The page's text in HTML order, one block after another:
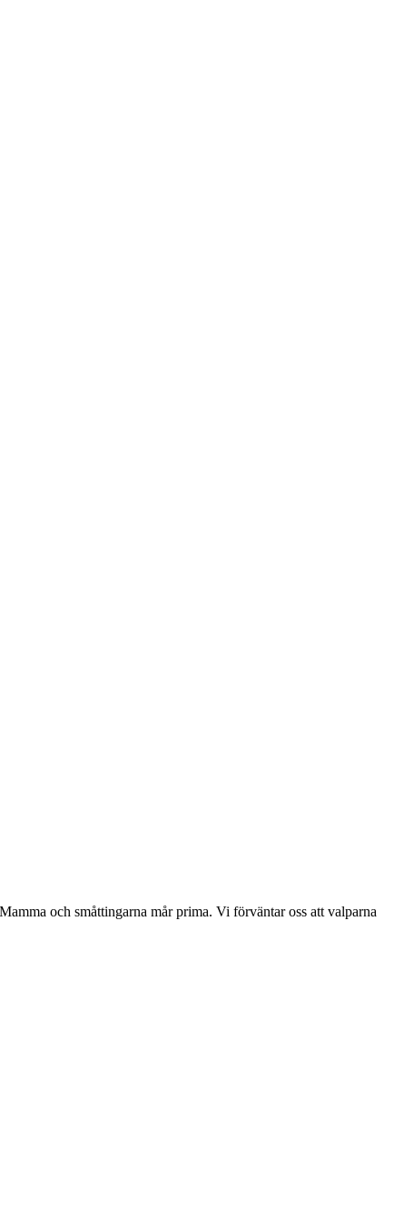
och småttingarna mår prima. Vi förväntar oss att valparna